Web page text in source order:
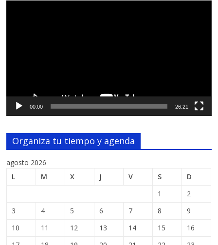
00:00 26:21
Organiza tu tiempo y agenda
agosto 2026
L
M X J V S
D
1
2
3
4 5 6 7 8
9
10
11 12 13 14 15
16